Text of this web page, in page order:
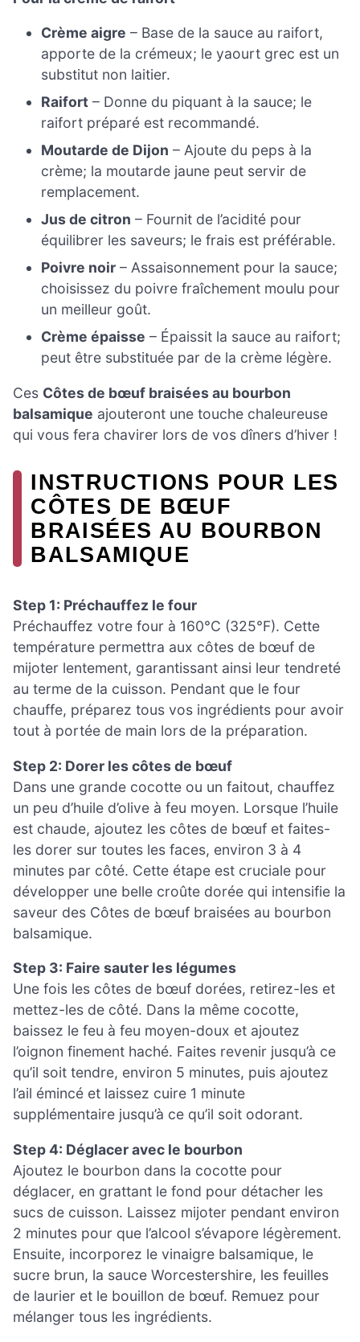
Crème aigre – Base de la sauce au raifort,
apporte de la crémeux; le yaourt grec est un
substitut non laitier.
Raifort – Donne du piquant à la sauce; le
raifort préparé est recommandé.
Moutarde de Dijon – Ajoute du peps à la
crème; la moutarde jaune peut servir de
remplacement.
Jus de citron – Fournit de l’acidité pour
équilibrer les saveurs; le frais est préférable.
Poivre noir – Assaisonnement pour la sauce;
choisissez du poivre fraîchement moulu pour
un meilleur goût.
Crème épaisse – Épaissit la sauce au raifort;
peut être substituée par de la crème légère.
Ces Côtes de bœuf braisées au bourbon
balsamique ajouteront une touche chaleureuse
qui vous fera chavirer lors de vos dîners d’hiver !
INSTRUCTIONS POUR LES
CÔTES DE BŒUF
BRAISÉES AU BOURBON
BALSAMIQUE
Step 1: Préchauffez le four
Préchauffez votre four à 160°C (325°F). Cette
température permettra aux côtes de bœuf de
mijoter lentement, garantissant ainsi leur tendreté
au terme de la cuisson. Pendant que le four
chauffe, préparez tous vos ingrédients pour avoir
tout à portée de main lors de la préparation.
Step 2: Dorer les côtes de bœuf
Dans une grande cocotte ou un faitout, chauffez
un peu d’huile d’olive à feu moyen. Lorsque l’huile
est chaude, ajoutez les côtes de bœuf et faites-
les dorer sur toutes les faces, environ 3 à 4
minutes par côté. Cette étape est cruciale pour
développer une belle croûte dorée qui intensifie la
saveur des Côtes de bœuf braisées au bourbon
balsamique.
Step 3: Faire sauter les légumes
Une fois les côtes de bœuf dorées, retirez-les et
mettez-les de côté. Dans la même cocotte,
baissez le feu à feu moyen-doux et ajoutez
l’oignon finement haché. Faites revenir jusqu’à ce
qu’il soit tendre, environ 5 minutes, puis ajoutez
l’ail émincé et laissez cuire 1 minute
supplémentaire jusqu’à ce qu’il soit odorant.
Step 4: Déglacer avec le bourbon
Ajoutez le bourbon dans la cocotte pour
déglacer, en grattant le fond pour détacher les
sucs de cuisson. Laissez mijoter pendant environ
2 minutes pour que l’alcool s’évapore légèrement.
Ensuite, incorporez le vinaigre balsamique, le
sucre brun, la sauce Worcestershire, les feuilles
de laurier et le bouillon de bœuf. Remuez pour
mélanger tous les ingrédients.